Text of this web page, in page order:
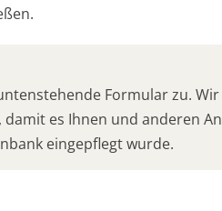
Formular zu.
, damit es Ihnen und anderen
eingepflegt wurde.